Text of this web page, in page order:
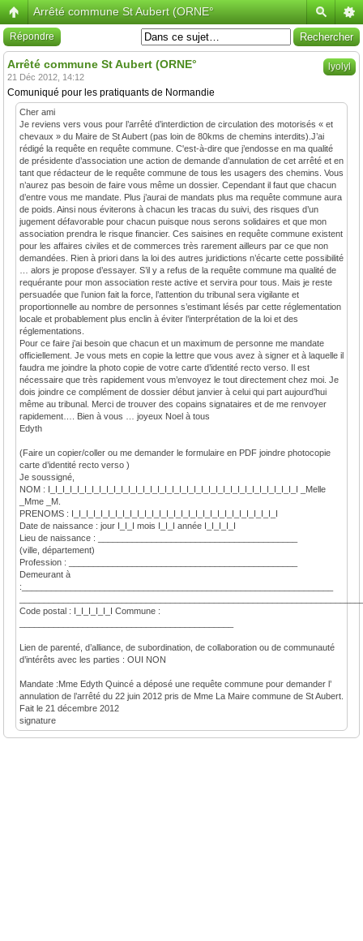
Arrêté commune St Aubert (ORNE°
Répondre
lyolyl
Arrêté commune St Aubert (ORNE°
21 Déc 2012, 14:12
Comuniqué pour les pratiquants de Normandie
Cher ami
Je reviens vers vous pour l’arrêté d’interdiction de circulation des motorisés « et
chevaux » du Maire de St Aubert (pas loin de 80kms de chemins interdits).J’ai
rédigé la requête en requête commune. C'est-à-dire que j’endosse en ma qualité
de présidente d’association une action de demande d’annulation de cet arrêté et en
tant que rédacteur de le requête commune de tous les usagers des chemins. Vous
n’aurez pas besoin de faire vous même un dossier. Cependant il faut que chacun
d’entre vous me mandate. Plus j’aurai de mandats plus ma requête commune aura
de poids. Ainsi nous éviterons à chacun les tracas du suivi, des risques d’un
jugement défavorable pour chacun puisque nous serons solidaires et que mon
association prendra le risque financier. Ces saisines en requête commune existent
pour les affaires civiles et de commerces très rarement ailleurs par ce que non
demandées. Rien à priori dans la loi des autres juridictions n’écarte cette possibilité
… alors je propose d’essayer. S’il y a refus de la requête commune ma qualité de
requérante pour mon association reste active et servira pour tous. Mais je reste
persuadée que l’union fait la force, l’attention du tribunal sera vigilante et
proportionnelle au nombre de personnes s’estimant lésés par cette réglementation
locale et probablement plus enclin à éviter l’interprétation de la loi et des
réglementations.
Pour ce faire j’ai besoin que chacun et un maximum de personne me mandate
officiellement. Je vous mets en copie la lettre que vous avez à signer et à laquelle il
faudra me joindre la photo copie de votre carte d’identité recto verso. Il est
nécessaire que très rapidement vous m’envoyez le tout directement chez moi. Je
dois joindre ce complément de dossier début janvier à celui qui part aujourd’hui
même au tribunal. Merci de trouver des copains signataires et de me renvoyer
rapidement…. Bien à vous … joyeux Noel à tous
Edyth
(Faire un copier/coller ou me demander le formulaire en PDF joindre photocopie
carte d’identité recto verso )
Je soussigné,
NOM : I_I_I_I_I_I_I_I_I_I_I_I_I_I_I_I_I_I_I_I_I_I_I_I_I_I_I_I_I_I_I_I_I_I_I _Melle
_Mme _M.
PRENOMS : I_I_I_I_I_I_I_I_I_I_I_I_I_I_I_I_I_I_I_I_I_I_I_I_I_I_I_I_I
Date de naissance : jour I_I_I mois I_I_I année I_I_I_I_I
Lieu de naissance : _________________________________________
(ville, département)
Profession : _______________________________________________
Demeurant à
:________________________________________________________________
Code postal : I_I_I_I_I_I Commune :
Lien de parenté, d’alliance, de subordination, de collaboration ou de communauté
d’intérêts avec les parties : OUI NON
Mandate :Mme Edyth Quincé a déposé une requête commune pour demander l’
annulation de l’arrêté du 22 juin 2012 pris de Mme La Maire commune de St Aubert.
Fait le 21 décembre 2012
signature